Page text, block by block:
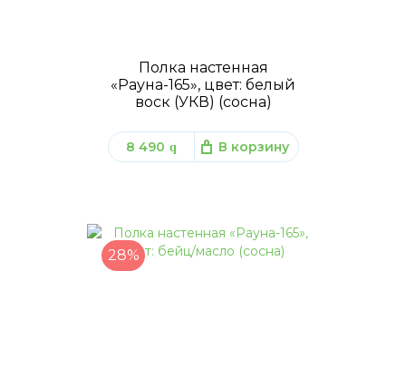
Полка настенная
«Рауна-165», цвет: белый
воск (УКВ) (сосна)
8 490 q В корзину
28%